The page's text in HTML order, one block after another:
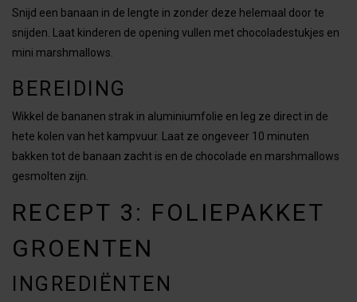
Snijd een banaan in de lengte in zonder deze helemaal door te
snijden. Laat kinderen de opening vullen met chocoladestukjes en
mini marshmallows.
BEREIDING
Wikkel de bananen strak in aluminiumfolie en leg ze direct in de
hete kolen van het kampvuur. Laat ze ongeveer 10 minuten
bakken tot de banaan zacht is en de chocolade en marshmallows
gesmolten zijn.
RECEPT 3: FOLIEPAKKET
GROENTEN
INGREDIËNTEN